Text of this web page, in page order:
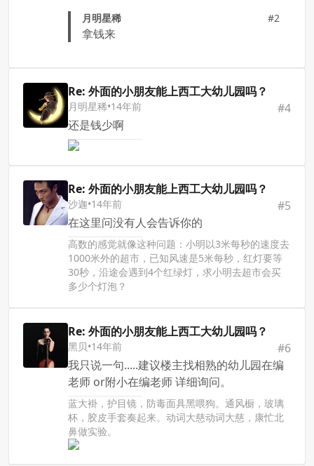
月明星稀 #2
拿钱来
Re: 外面的小朋友能上西工大幼儿园吗？
月明星稀•14年前 #4
还是钱少啊
Re: 外面的小朋友能上西工大幼儿园吗？
沙迦•14年前 #5
在这里问没有人会告诉你的
高数的感觉就像这种问题：小明以3米每秒的速度去
1000米外的超市，已知风速是5米每秒，红灯要等
30秒，沿途会遇到4个红绿灯，求小明去超市会买
多少个灯泡？
Re: 外面的小朋友能上西工大幼儿园吗？
黑贝•14年前 #6
我只说一句.....建议楼主找相熟的幼儿园在编
老师 or附小在编老师 详细询问。
蓝大褂，护目镜，防毒面具黑喂狗。通风橱，玻璃
杯，胶皮手套奏起来。动词大慈动词大慈，康忙北
鼻做实验。